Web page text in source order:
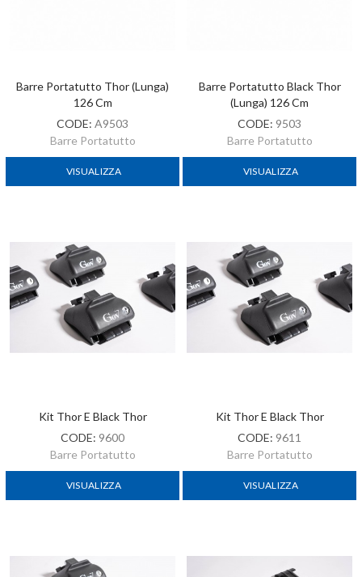
Barre Portatutto Thor (lunga)
126 Cm
CODE: A9503
Barre Portatutto
VISUALIZZA
Barre Portatutto Black Thor
(lunga) 126 Cm
CODE: 9503
Barre Portatutto
VISUALIZZA
Kit Thor E Black Thor
CODE: 9600
Barre Portatutto
VISUALIZZA
Kit Thor E Black Thor
CODE: 9611
Barre Portatutto
VISUALIZZA